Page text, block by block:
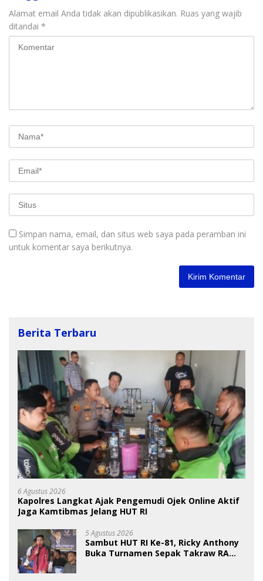
Alamat email Anda tidak akan dipublikasikan. Ruas yang wajib
ditandai *
Simpan nama, email, dan situs web saya pada peramban ini
untuk komentar saya berikutnya.
Berita Terbaru
6 Agustus 2026
Kapolres Langkat Ajak Pengemudi Ojek Online Aktif
Jaga Kamtibmas Jelang HUT RI
5 Agustus 2026
Sambut HUT RI Ke-81, Ricky Anthony
Buka Turnamen Sepak Takraw RA